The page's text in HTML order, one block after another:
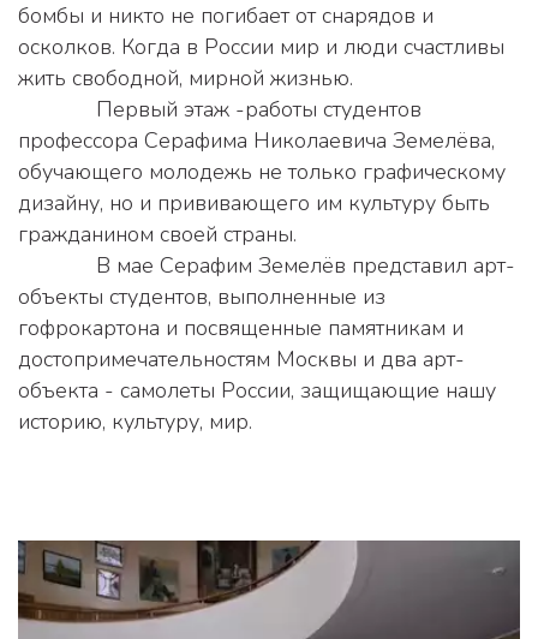
бомбы и никто не погибает от снарядов и
осколков. Когда в России мир и люди счастливы
жить свободной, мирной жизнью.
профессора Серафима Николаевича Земелёва,
обучающего молодежь не только графическому
дизайну, но и прививающего им культуру быть
гражданином своей страны.
объекты студентов, выполненные из
гофрокартона и посвященные памятникам и
достопримечательностям Москвы и два арт-
объекта - самолеты России, защищающие нашу
историю, культуру, мир.